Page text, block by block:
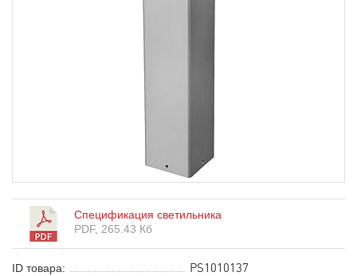
Спецификация светильника
PDF, 265.43 Кб
ID товара: PS1010137